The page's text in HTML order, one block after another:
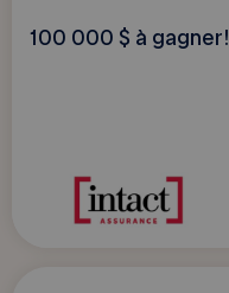
100 000 $ à gagner!